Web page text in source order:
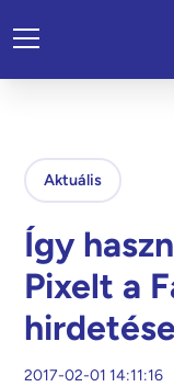
Aktuális
Így
Pixelt a
2017-02-01 14:11:16